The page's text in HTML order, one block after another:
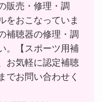
販売・修理・調
をおこなっていま
補聴器の修理・調
。【スポーツ用補
お気軽に認定補聴
でお問い合わせく